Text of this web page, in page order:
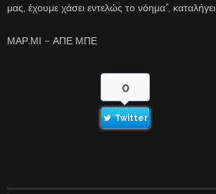
μας, έχουμε χάσει εντελώς το νόημα”, καταλήγει.
ΜΑΡ.ΜΙ – ΑΠΕ ΜΠΕ
0
Twitter